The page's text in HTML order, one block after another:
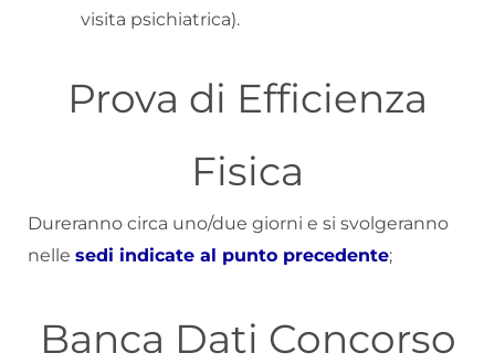
visita psichiatrica).
Prova di Efficienza
Fisica
Dureranno circa uno/due giorni e si svolgeranno
nelle sedi indicate al punto precedente;
Banca Dati Concorso